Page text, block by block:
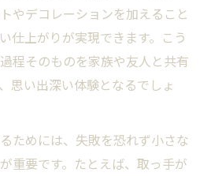
やデコレーションを加えること
仕上がりが実現できます。こう
程そのものを家族や友人と共有
思い出深い体験となるでしょ
ためには、失敗を恐れず小さな
重要です。たとえば、取っ手が